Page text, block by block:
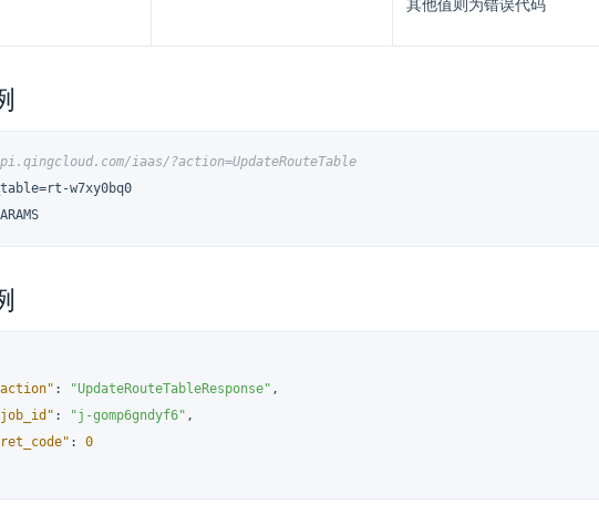
其他值则为错误代码
iaas/?action=UpdateRouteTable
w7xy0bq0
: "UpdateRouteTableResponse" ,
: "j-gomp6gndyf6" ,
:
0